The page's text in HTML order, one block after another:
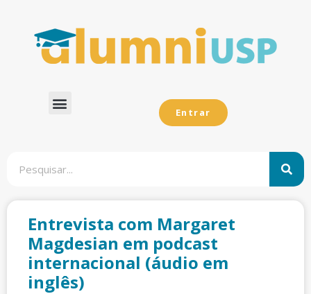
Entrar
Entrevista com Margaret
Magdesian em podcast
internacional (áudio em
inglês)